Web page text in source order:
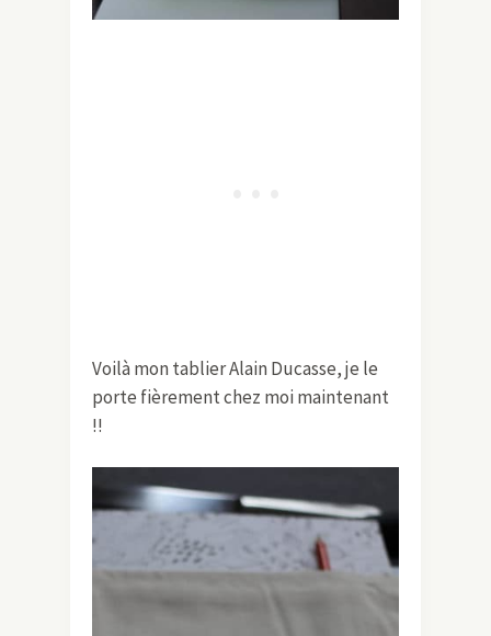
Voilà mon tablier Alain Ducasse, je le
porte fièrement chez moi maintenant
!!